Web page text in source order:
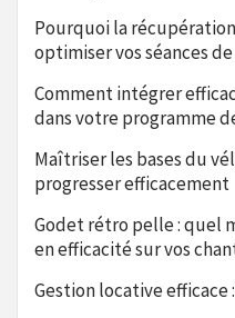
Pourquoi la
optimiser vos séances
Comment intégrer
dans votre programme
Maîtriser les bases du
progresser efficacement
Godet rétro pelle : quel
en efficacité sur vos
Gestion locative